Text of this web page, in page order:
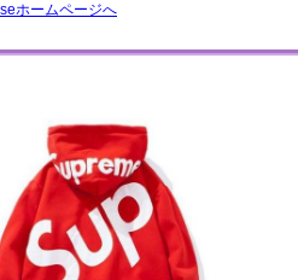
ホームページへ